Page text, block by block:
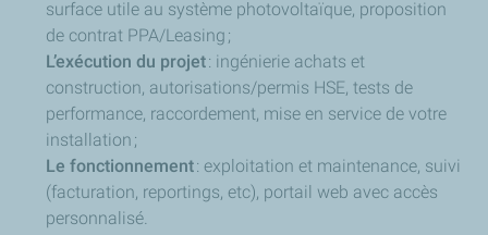
surface utile au système photovoltaïque, proposition
de contrat PPA/Leasing ;
L’exécution du projet: ingénierie achats et
construction, autorisations/permis HSE, tests de
performance, raccordement, mise en service de votre
installation ;
Le fonctionnement: exploitation et maintenance, suivi
(facturation, reportings, etc), portail web avec accès
personnalisé.